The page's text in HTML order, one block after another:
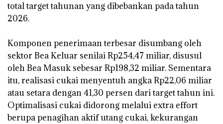
total target tahunan yang dibebankan pada tahun
2026.
‎Komponen penerimaan terbesar disumbang oleh
sektor Bea Keluar senilai Rp254,47 miliar, disusul
oleh Bea Masuk sebesar Rp198,32 miliar. Sementara
itu, realisasi cukai menyentuh angka Rp22,06 miliar
atau setara dengan 41,30 persen dari target tahun ini.
Optimalisasi cukai didorong melalui extra effort
berupa penagihan aktif utang cukai, kekurangan